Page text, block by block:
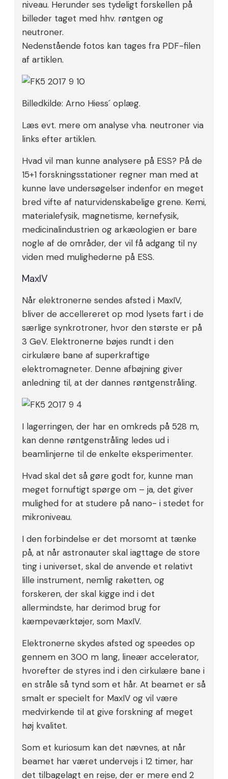
niveau. Herunder ses tydeligt forskellen på
billeder taget med hhv. røntgen og
neutroner.
Nedenstående fotos kan tages fra PDF-filen
af artiklen.
Billedkilde: Arno Hiess´ oplæg.
Læs evt. mere om analyse vha. neutroner via
links efter artiklen.
Hvad vil man kunne analysere på ESS? På de
15+1 forskningsstationer regner man med at
kunne lave undersøgelser indenfor en meget
bred vifte af naturvidenskabelige grene. Kemi,
materialefysik, magnetisme, kernefysik,
medicinalindustrien og arkæologien er bare
nogle af de områder, der vil få adgang til ny
viden med mulighederne på ESS.
MaxIV
Når elektronerne sendes afsted i MaxIV,
bliver de accellereret op mod lysets fart i de
særlige synkrotroner, hvor den største er på
3 GeV. Elektronerne bøjes rundt i den
cirkulære bane af superkraftige
elektromagneter. Denne afbøjning giver
anledning til, at der dannes røntgenstråling.
I lagerringen, der har en omkreds på 528 m,
kan denne røntgenstråling ledes ud i
beamlinjerne til de enkelte eksperimenter.
Hvad skal det så gøre godt for, kunne man
meget fornuftigt spørge om – ja, det giver
mulighed for at studere på nano- i stedet for
mikroniveau.
I den forbindelse er det morsomt at tænke
på, at når astronauter skal iagttage de store
ting i universet, skal de anvende et relativt
lille instrument, nemlig raketten, og
forskeren, der skal kigge ind i det
allermindste, har derimod brug for
kæmpeværktøjer, som MaxIV.
Elektronerne skydes afsted og speedes op
gennem en 300 m lang, lineær accelerator,
hvorefter de styres ind i den cirkulære bane i
en stråle så tynd som et hår. At beamet er så
smalt er specielt for MaxIV og vil være
medvirkende til at give forskning af meget
høj kvalitet.
Som et kuriosum kan det nævnes, at når
beamet har været undervejs i 12 timer, har
det tilbagelagt en rejse, der er mere end 2